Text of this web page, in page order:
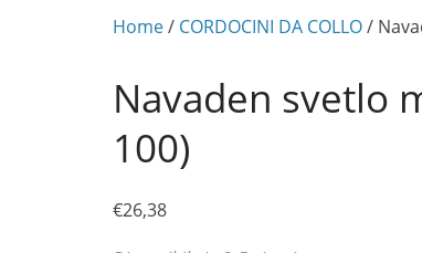
Home/ CORDOCINI DA COLLO/
Navaden svetlo
100)
€26,38